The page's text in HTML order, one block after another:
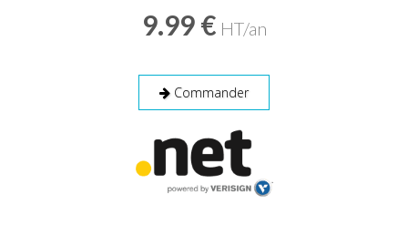
9.99 € HT/an
Commander